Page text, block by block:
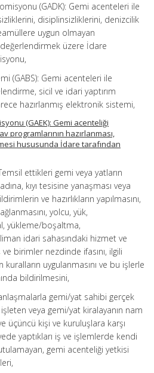
(GADK): Gemi acenteleri ile
disiplinsizliklerini, denizcilik
uygun olmayan
değerlendirmek üzere İdare
(GABS): Gemi acenteleri ile
sicil ve idari yaptırım
hazırlanmış elektronik sistemi,
(GAEK): Gemi acenteliği
programlarının hazırlanması,
hususunda İdare tarafından
ettikleri gemi veya yatların
kıyı tesisine yanaşması veya
ve hazırlıkların yapılmasını,
yolcu, yük,
yükleme/boşaltma,
idari sahasındaki hizmet ve
birimler nezdinde ifasını, ilgili
uygulanmasını ve bu işlerle
bildirilmesini,
gemi/yat sahibi gerçek
veya gemi/yat kiralayanın nam
üçüncü kişi ve kuruluşlara karşı
yaptıkları iş ve işlemlerde kendi
gemi acenteliği yetkisi